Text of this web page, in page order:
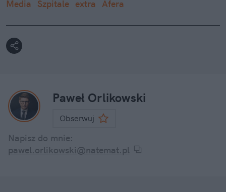
Media
Szpitale extra Afera
Paweł Orlikowski
Obserwuj
Napisz do mnie:
pawel.orlikowski@natemat.pl